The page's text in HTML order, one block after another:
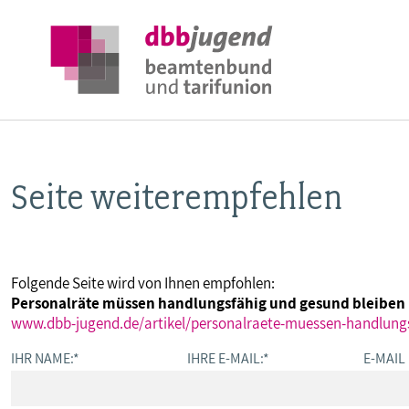
ÜBER DIE DBB JUGEND
AUSBILDUNGSINFORMATIONEN
Seite weiterempfehlen
Folgende Seite wird von Ihnen empfohlen:
Personalräte müssen handlungsfähig und gesund bleiben
www.dbb-jugend.de/artikel/personalraete-muessen-
IHR NAME:* IHRE E-MAIL:* E-MAIL